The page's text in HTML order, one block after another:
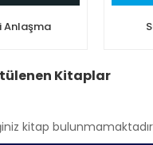
Anlaşma
Kitaplar
kitap